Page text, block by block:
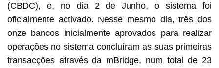
(CBDC), e, no dia 2 de Junho, o sistema foi
oficialmente activado. Nesse mesmo dia, três dos
onze bancos inicialmente aprovados para realizar
operações no sistema concluíram as suas primeiras
transacções através da mBridge, num total de 23